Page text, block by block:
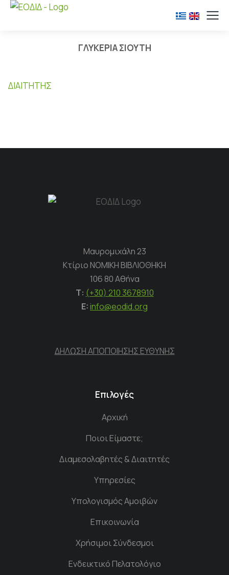
ΓΛΥΚΕΡΙΑ ΣΙΟΥΤΗ
ΔΙΑΙΤΗΤΉΣ
Μαυρομιχάλη 23
Κτίριο ΝΟΜΙΚΗ ΒΙΒΛΙΟΘΗΚΗ
106 80 Αθήνα
Τ: (+30) 210 3678910
E:info@eodid.org
ΔΗΛΩΣΗ ΑΠΟΠΟΙΗΣΗΣ ΕΥΘΥΝΗΣ
Επιλογές
Αρχική
Ποιοι Είμαστε;
Διαμεσολαβητές & Διαιτητές
Υπηρεσίες
Υπολογισμός Αμοιβών
Επικοινωνία
Χρήσιμοι Σύνδεσμοι
Ενδεικτικό Πελατολόγιο